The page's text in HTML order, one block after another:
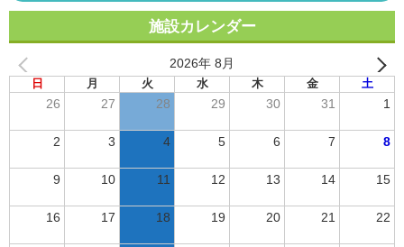
施設カレンダー
2026年 8月
日 月 火 水 木 金 土
26 27 28 29 30 31 1
2 3 4 5 6 7 8
9 10 11 12 13 14 15
16 17 18 19 20 21 22